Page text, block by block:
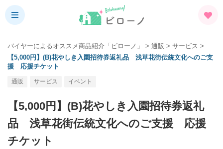
バイヤーによるオススメ商品紹介「ビローノ」 > 通販 > サービス >
【5,000円】(B)花やしき入園招待券返礼品 浅草花街伝統文化へのご支
援 応援チケット
通販 サービス イベント
【5,000円】(B)花やしき入園招待券返礼
品 浅草花街伝統文化へのご支援 応援
チケット